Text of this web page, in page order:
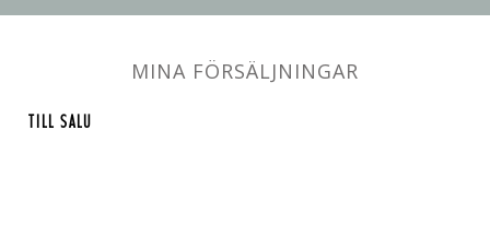
MINA FÖRSÄLJNINGAR
TILL SALU